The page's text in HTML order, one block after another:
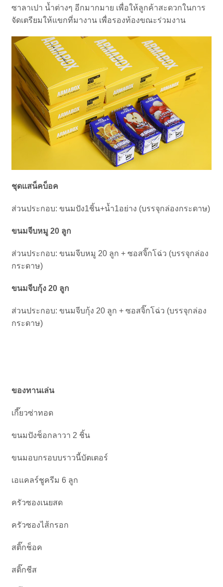
ซาลาเปา น้ำต่างๆ อีกมากมาย เพื่อให้ลูกค้าสะดวกในการ
จัดเตรียมให้แขกที่มางาน เพื่อรองท้องขณะร่วมงาน
ชุดแสน็คบ็อค
ส่วนประกอบ: ขนมปัง1ชิ้น+น้ำ1อย่าง (บรรจุกล่องกระดาษ)
ขนมจีบหมู 20 ลูก
ส่วนประกอบ: ขนมจีบหมู 20 ลูก + ซอสจิ๊กโฉ่ว (บรรจุกล่อง
กระดาษ)
ขนมจีบกุ้ง 20 ลูก
ส่วนประกอบ: ขนมจีบกุ้ง 20 ลูก + ซอสจิ๊กโฉ่ว (บรรจุกล่อง
กระดาษ)
ของทานเล่น
เกี๊ยวซ่าทอด
ขนมปังช็อกลาวา 2 ชิ้น
ขนมอบกรอบบราวนี้บัตเตอร์
เอแคลร์ชูครีม 6 ลูก
ครัวซองเนยสด
ครัวซองไส้กรอก
สติ๊กช็อค
สติ๊กชีส